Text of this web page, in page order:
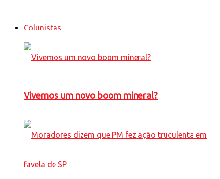
Colunistas
Vivemos um novo boom mineral?